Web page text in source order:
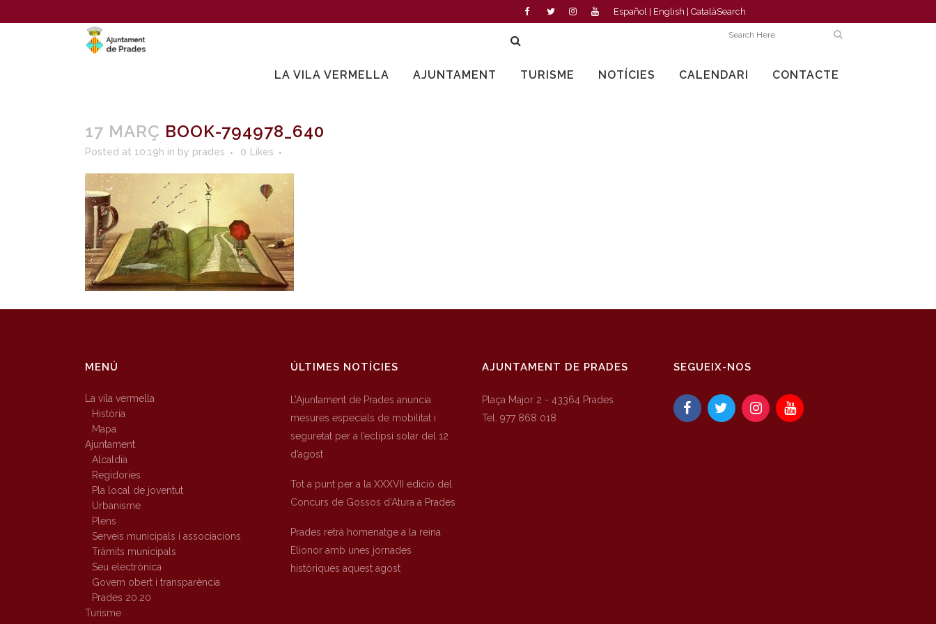
Español English CatalàSearch
LA VILA VERMELLA AJUNTAMENT TURISME NOTÍCIES CALENDARI CONTACTE
17 MARÇ BOOK-794978_640
Posted at 10:19h in by prades 0 Likes
MENÚ
La vila vermella
Història
Mapa
Ajuntament
Alcaldia
Regidories
Pla local de joventut
Urbanisme
Plens
Serveis municipals i associacions
Tràmits municipals
Seu electrònica
Govern obert i transparència
Prades 20.20
Turisme
ÚLTIMES NOTÍCIES
L’Ajuntament de Prades anuncia
mesures especials de mobilitat i
seguretat per a l’eclipsi solar del 12
d’agost
Tot a punt per a la XXXVII edició del
Concurs de Gossos d’Atura a Prades
Prades retrà homenatge a la reina
Elionor amb unes jornades
històriques aquest agost
AJUNTAMENT DE PRADES
Plaça Major 2 - 43364 Prades
Tel. 977 868 018
SEGUEIX-NOS